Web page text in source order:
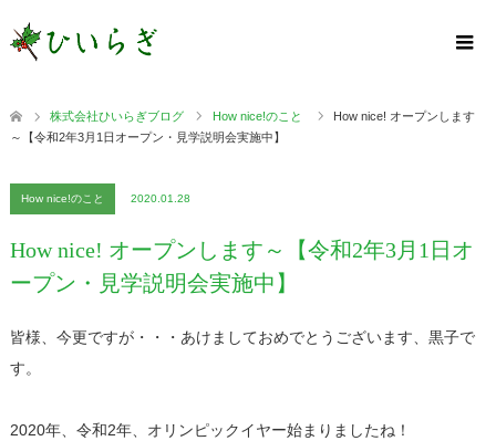
株式会社ひいらぎブログ How nice!のこと
How nice! オープンします
～【令和2年3月1日オープン・見学説明会実施中】
How nice!のこと 2020.01.28
How nice! オープンします～【令和2年3月1日オ
ープン・見学説明会実施中】
皆様、今更ですが・・・あけましておめでとうございます、黒子で
す。
2020年、令和2年、オリンピックイヤー始まりましたね！